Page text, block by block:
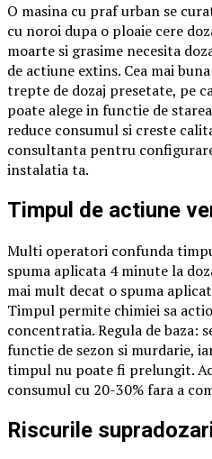
O masina cu praf urban se
cu noroi dupa o ploaie cere
moarte si grasime necesita
de actiune extins. Cea mai
trepte de dozaj presetate, pe
poate alege in functie de
reduce consumul si creste
consultanta pentru
instalatia ta.
Timpul de actiune
Multi operatori confunda
spuma aplicata 4 minute la
mai mult decat o spuma
Timpul permite chimiei sa
concentratia. Regula de baza:
functie de sezon si murdarie,
timpul nu poate fi prelungit.
consumul cu 20-30% fara a
Riscurile